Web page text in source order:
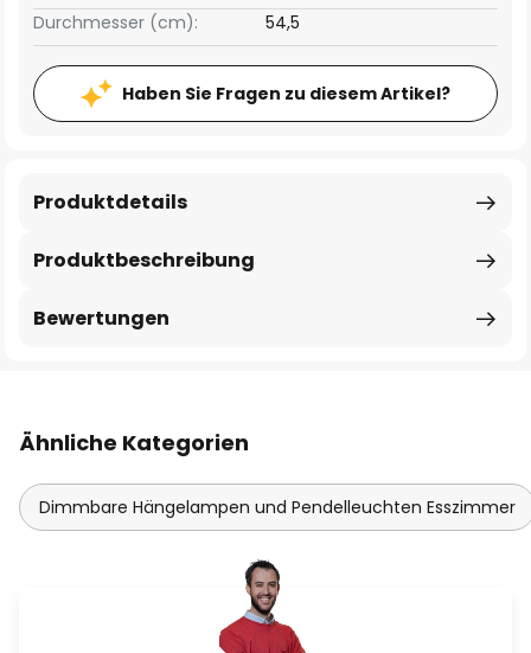
Durchmesser (cm):
54,5
Haben Sie Fragen zu diesem Artikel?
Produktbeschreibung
Produktdetails
Bewertungen
Ähnliche Kategorien
Dimmbare Hängelampen und Pendelleuchten Esszimmer